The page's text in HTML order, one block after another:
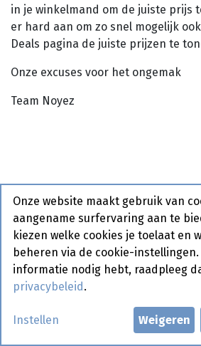
in je winkelmand om de juiste prijs
er hard aan om zo snel mogelijk
Deals pagina de juiste prijzen te
Onze excuses voor het ongemak
Team Noyez
3588 Mini Mix Pan Bagnat
Onze website maakt gebruik van
aangename surfervaring aan te
kiezen welke cookies je toelaat en
beheren via de cookie-instellingen.
informatie nodig hebt, raadpleeg
privacybeleid .
Instellen Weigeren